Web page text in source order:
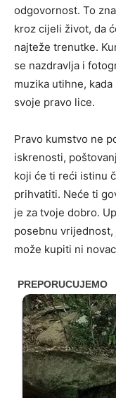
odgovornost. To
kroz cijeli život, da
najteže trenutke.
se nazdravlja i
muzika utihne,
svoje pravo lice.
Pravo kumstvo ne
iskrenosti,
koji će ti reći istinu
prihvatiti. Neće ti
je za tvoje dobro.
posebnu
može kupiti ni